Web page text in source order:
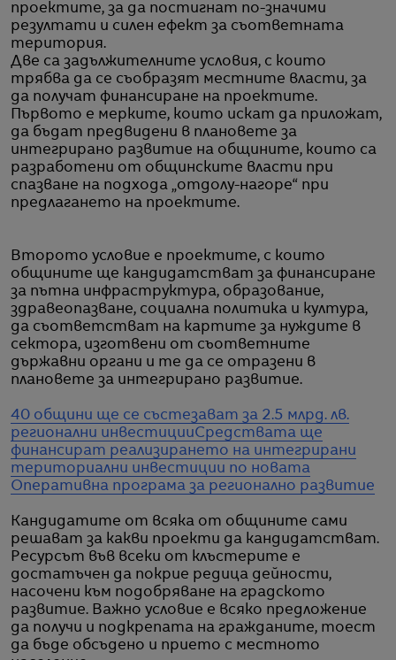
проектите, за да постигнат по-значими
резултати и силен ефект за съответната
територия.
Две са задължителните условия, с които
трябва да се съобразят местните власти, за
да получат финансиране на проектите.
Първото е мерките, които искат да приложат,
да бъдат предвидени в плановете за
интегрирано развитие на общините, които са
разработени от общинските власти при
спазване на подхода „отдолу-нагоре“ при
предлагането на проектите.
Второто условие е проектите, с които
общините ще кандидатстват за финансиране
за пътна инфраструктура, образование,
здравеопазване, социална политика и култура,
да съответстват на картите за нуждите в
сектора, изготвени от съответните
държавни органи и те да се отразени в
плановете за интегрирано развитие.
40 общини ще се състезават за 2.5 млрд. лв.
регионални инвестицииСредствата ще
финансират реализирането на интегрирани
териториални инвестиции по новата
Оперативна програма за регионално развитие
Кандидатите от всяка от общините сами
решават за какви проекти да кандидатстват.
Ресурсът във всеки от клъстерите е
достатъчен да покрие редица дейности,
насочени към подобряване на градското
развитие. Важно условие е всяко предложение
да получи и подкрепата на гражданите, тоест
да бъде обсъдено и прието с местното